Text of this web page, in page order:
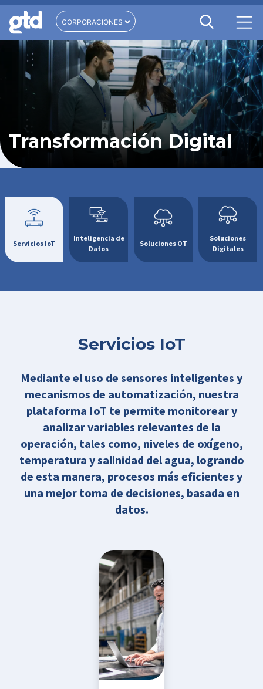
Transformación Digital
Servicios IoT
Inteligencia de
Datos
Soluciones OT
Soluciones
Digitales
Servicios IoT
Mediante el uso de sensores inteligentes y
mecanismos de automatización, nuestra
plataforma IoT te permite monitorear y
analizar variables relevantes de la
operación, tales como, niveles de oxígeno,
temperatura y salinidad del agua, logrando
de esta manera, procesos más eficientes y
una mejor toma de decisiones, basada en
datos.